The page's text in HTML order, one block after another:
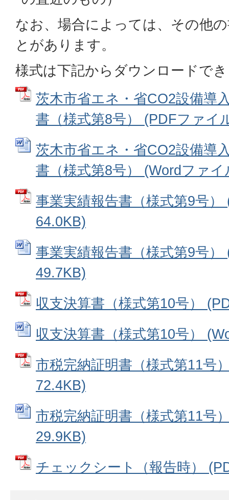
なお、場合によっては、その他
とがあります。
様式は下記からダウンロードで
茨木市省エネ・省CO2設備導
書（様式第8号） (PDFファイ
茨木市省エネ・省CO2設備導
書（様式第8号） (Wordファ
事業実績報告書（様式第9号
64.0KB)
事業実績報告書（様式第9号
49.7KB)
収支決算書（様式第10号）
収支決算書（様式第10号）
市税完納証明書（様式第11号
72.4KB)
市税完納証明書（様式第11号
29.9KB)
チェックシート（報告時）